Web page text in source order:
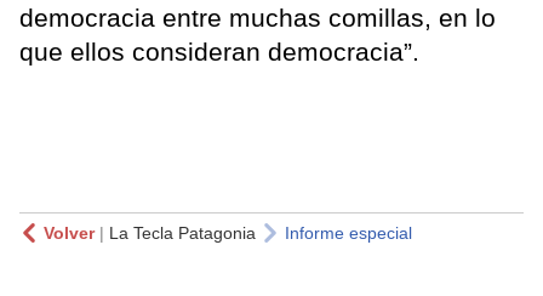
democracia entre muchas comillas, en lo
que ellos consideran democracia”.
Volver| La Tecla Patagonia Informe especial